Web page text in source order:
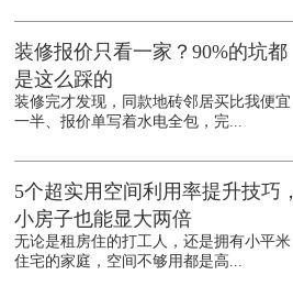
装修报价只看一家？90%的坑都
是这么踩的
装修完才发现，同款地砖邻居买比我便宜
一半、报价单写着水电全包，完...
5个超实用空间利用率提升技巧，
小房子也能显大两倍
无论是租房住的打工人，还是拥有小平米
住宅的家庭，空间不够用都是高...